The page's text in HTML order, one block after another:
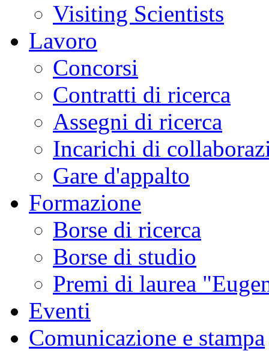
Visiting Scientists
Lavoro
Concorsi
Contratti di ricerca
Assegni di ricerca
Incarichi di
Gare d'appalto
Formazione
Borse di ricerca
Borse di studio
Premi di laurea
Eventi
Comunicazione e stampa